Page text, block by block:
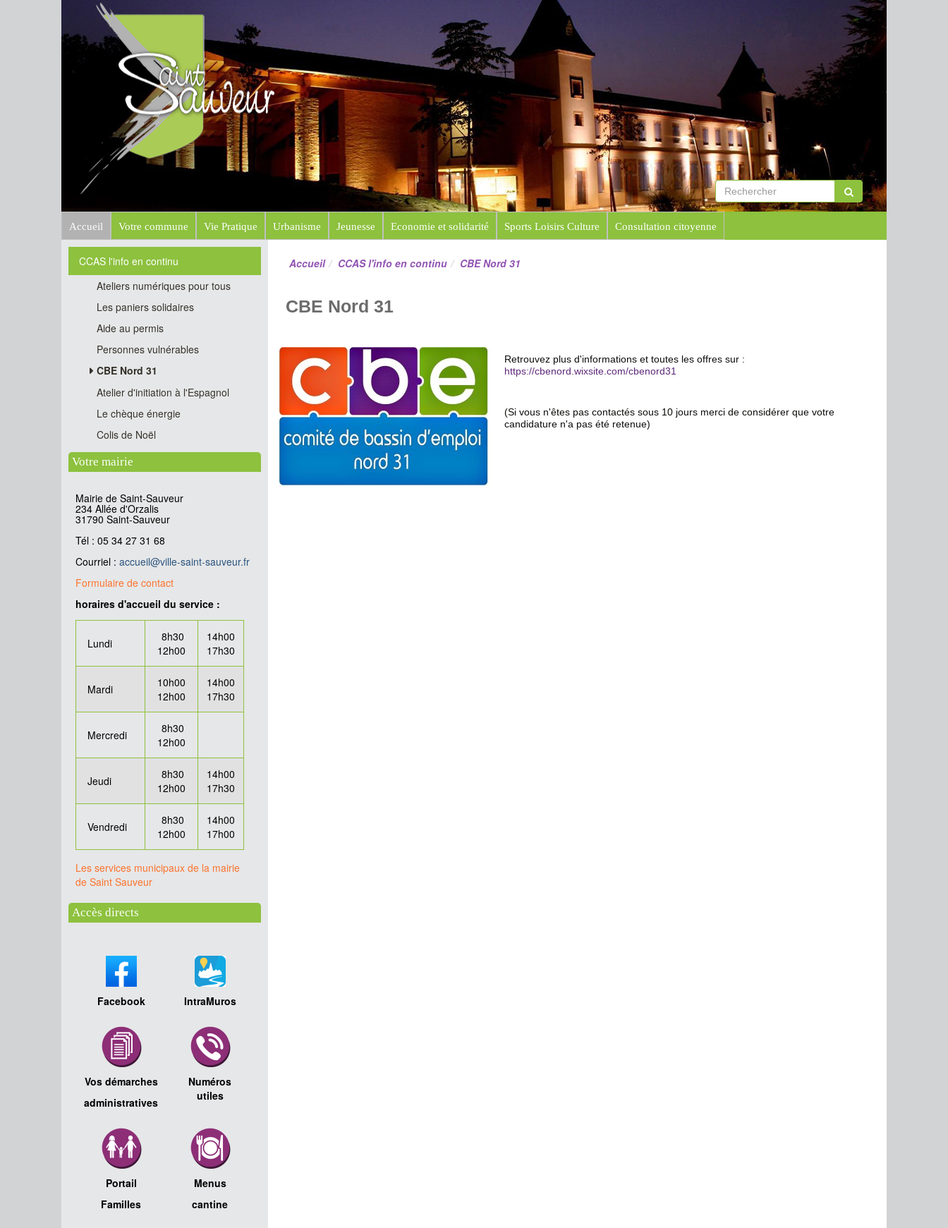
Mairie de Saint-Sauveur
Site officiel
Accueil Votre commune Vie Pratique Urbanisme Jeunesse Economie et solidarité Sports Loisirs Culture Consultation citoyenne
Accueil CCAS l'info en continu CBE Nord 31
CBE Nord 31
Retrouvez plus d'informations et toutes les offres sur :
https://cbenord.wixsite.com/cbenord31
(Si vous n'êtes pas contactés sous 10 jours merci de considérer que votre
candidature n'a pas été retenue)
CCAS l'info en continu
Ateliers numériques pour tous
Les paniers solidaires
Aide au permis
Personnes vulnérables
CBE Nord 31
Atelier d'initiation à l'Espagnol
Le chèque énergie
Colis de Noël
Votre mairie
Mairie de Saint-Sauveur
234 Allée d'Orzalis
31790 Saint-Sauveur
Tél : 05 34 27 31 68
Courriel : accueil@ville-saint-sauveur.fr
Formulaire de contact
horaires d'accueil du service :
Lundi
8h30
12h00
14h00
17h30
Mardi
10h00
12h00
14h00
17h30
Mercredi
8h30
12h00
Jeudi
8h30
12h00
14h00
17h30
Vendredi
8h30
12h00
14h00
17h00
Les services municipaux de la mairie
de Saint Sauveur
Accès directs
Facebook IntraMuros
Vos démarches
administratives
Numéros
utiles
Portail
Familles
Menus
cantine